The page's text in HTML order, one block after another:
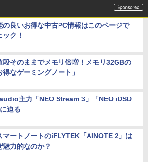
の良いお得な中古PC情報はこのページで
ック！
段そのままでメモリ倍増！メモリ32GBの
得なゲーミングノート」
主力「NEO Stream 3」「NEO iDSD
迫る
マートノートのiFLYTEK「AINOTE 2」は
魅力的なのか？